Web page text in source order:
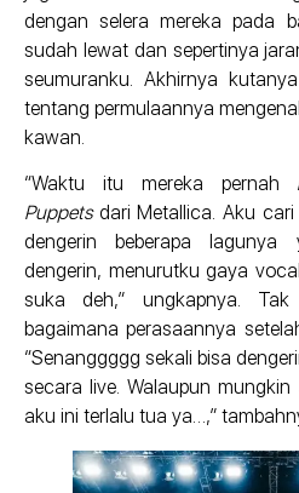
dengan selera mereka pada
sudah lewat dan sepertinya
seumuranku. Akhirnya
tentang permulaannya
kawan.
“Waktu itu mereka pernah
Puppets dari Metallica. Aku
dengerin beberapa
dengerin, menurutku gaya
suka deh,” ungkapnya.
bagaimana perasaannya
“Senanggggg sekali bisa
secara live. Walaupun
aku ini terlalu tua ya…,”